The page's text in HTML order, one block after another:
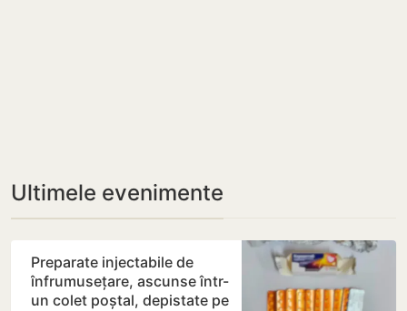
Ultimele evenimente
Preparate injectabile de
înfrumusețare, ascunse într-
un colet poștal, depistate pe